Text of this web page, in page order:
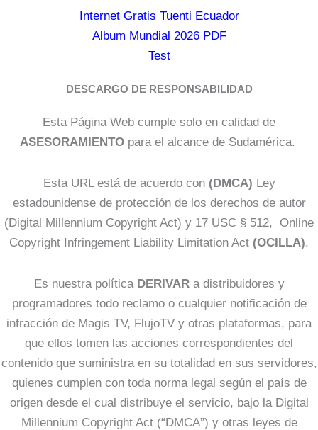
Internet Gratis Tuenti Ecuador
Album Mundial 2026 PDF
Test
DESCARGO DE RESPONSABILIDAD
Esta Página Web cumple solo en calidad de
ASESORAMIENTO para el alcance de Sudamérica.
Esta URL está de acuerdo con (DMCA) Ley
estadounidense de protección de los derechos de autor
(Digital Millennium Copyright Act) y 17 USC § 512, Online
Copyright Infringement Liability Limitation Act (OCILLA).
Es nuestra política DERIVAR a distribuidores y
programadores todo reclamo o cualquier notificación de
infracción de Magis TV, FlujoTV y otras plataformas, para
que ellos tomen las acciones correspondientes del
contenido que suministra en su totalidad en sus servidores,
quienes cumplen con toda norma legal según el país de
origen desde el cual distribuye el servicio, bajo la Digital
Millennium Copyright Act (“DMCA”) y otras leyes de